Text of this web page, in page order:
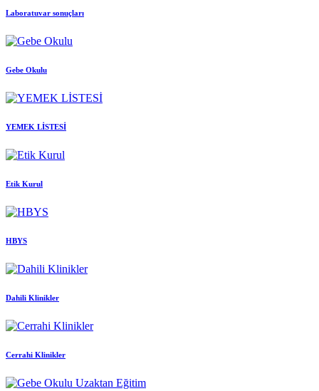
Laboratuvar sonuçları
Gebe Okulu
YEMEK LİSTESİ
Etik Kurul
HBYS
Dahili Klinikler
Cerrahi Klinikler